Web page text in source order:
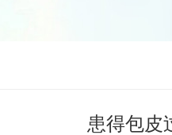
患得包皮